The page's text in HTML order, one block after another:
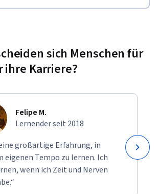
sich Menschen für
ihre Karriere?
Felipe M.
Lernender seit 2018
großartige Erfahrung, in
eigenen Tempo zu lernen. Ich
wenn ich Zeit und Nerven